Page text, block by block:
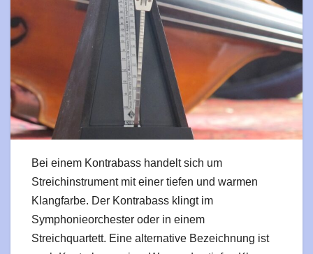
Bei einem Kontrabass handelt sich um
Streichinstrument mit einer tiefen und warmen
Klangfarbe. Der Kontrabass klingt im
Symphonieorchester oder in einem
Streichquartett. Eine alternative Bezeichnung ist